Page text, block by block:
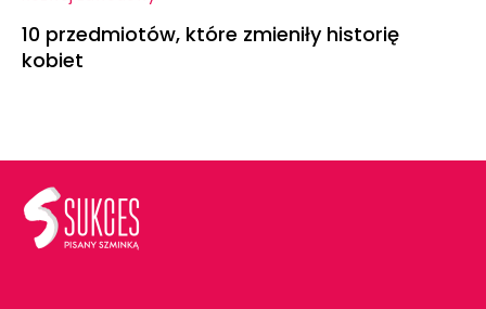
10 przedmiotów, które zmieniły historię
kobiet